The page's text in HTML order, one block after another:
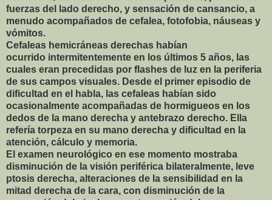
fuerzas del lado derecho, y sensación de cansancio, a
menudo acompañados de cefalea, fotofobia, náuseas y
vómitos.
Cefaleas hemicráneas derechas habían
ocurrido intermitentemente en los últimos 5 años, las
cuales eran precedidas por flashes de luz en la periferia
de sus campos visuales. Desde el primer episodio de
dificultad en el habla, las cefaleas habían sido
ocasionalmente acompañadas de hormigueos en los
dedos de la mano derecha y antebrazo derecho. Ella
refería torpeza en su mano derecha y dificultad en la
atención, cálculo y memoria.
El examen neurológico en ese momento mostraba
disminución de la visión periférica bilateralmente, leve
ptosis derecha, alteraciones de la sensibilidad en la
mitad derecha de la cara, con disminución de la